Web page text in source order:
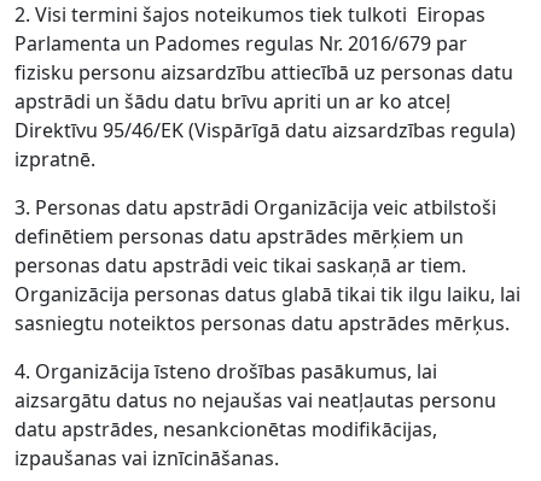
2. Visi termini šajos noteikumos tiek tulkoti Eiropas
Parlamenta un Padomes regulas Nr. 2016/679 par
fizisku personu aizsardzību attiecībā uz personas datu
apstrādi un šādu datu brīvu apriti un ar ko atceļ
Direktīvu 95/46/EK (Vispārīgā datu aizsardzības regula)
izpratnē.
3. Personas datu apstrādi Organizācija veic atbilstoši
definētiem personas datu apstrādes mērķiem un
personas datu apstrādi veic tikai saskaņā ar tiem.
Organizācija personas datus glabā tikai tik ilgu laiku, lai
sasniegtu noteiktos personas datu apstrādes mērķus.
4. Organizācija īsteno drošības pasākumus, lai
aizsargātu datus no nejaušas vai neatļautas personu
datu apstrādes, nesankcionētas modifikācijas,
izpaušanas vai iznīcināšanas.